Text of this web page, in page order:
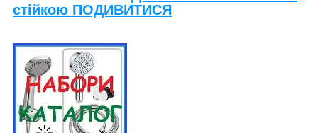
стійкою ПОДИВИТИСЯ